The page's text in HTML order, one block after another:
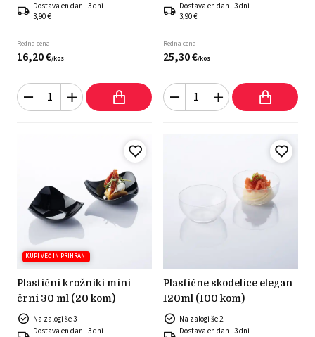
Dostava en dan - 3 dni
3,90 €
Redna cena
16,20€/kos
Dostava en dan - 3 dni
3,90 €
Redna cena
25,30€/kos
KUPI VEČ IN PRIHRANI
plastični krožniki mini
črni 30 ml (20 kom)
Na zalogi še 3
Dostava en dan - 3 dni
plastične skodelice elegan
120ml (100 kom)
Na zalogi še 2
Dostava en dan - 3 dni